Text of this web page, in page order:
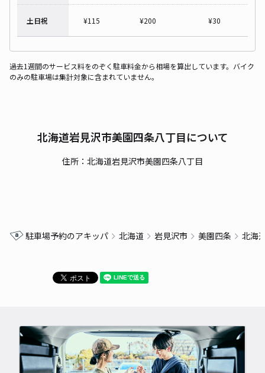
土日祝 ¥115 ¥200 ¥30
過去1週間のサービス料をのぞく駐車料金から相場を算出しています。バイク
のみの駐車場は集計対象に含まれていません。
北海道岩見沢市美園四条八丁目について
住所：北海道岩見沢市美園四条八丁目
駐車場予約のアキッパ 北海道 岩見沢市 美園四条 北海